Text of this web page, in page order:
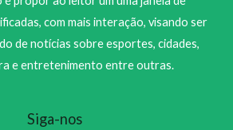
com mais interação, visando ser
de notícias sobre esportes, cidades,
e entretenimento entre outras.
Siga-nos